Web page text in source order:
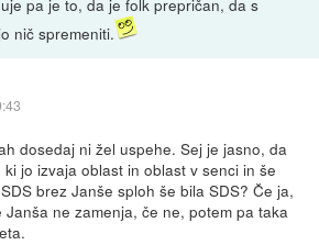
pa je to, da je folk prepričan, da s
nič spremeniti.
dosedaj ni žel uspehe. Sej je jasno, da
jo izvaja oblast in oblast v senci in še
brez Janše sploh še bila SDS? Če ja,
ne zamenja, če ne, potem pa taka